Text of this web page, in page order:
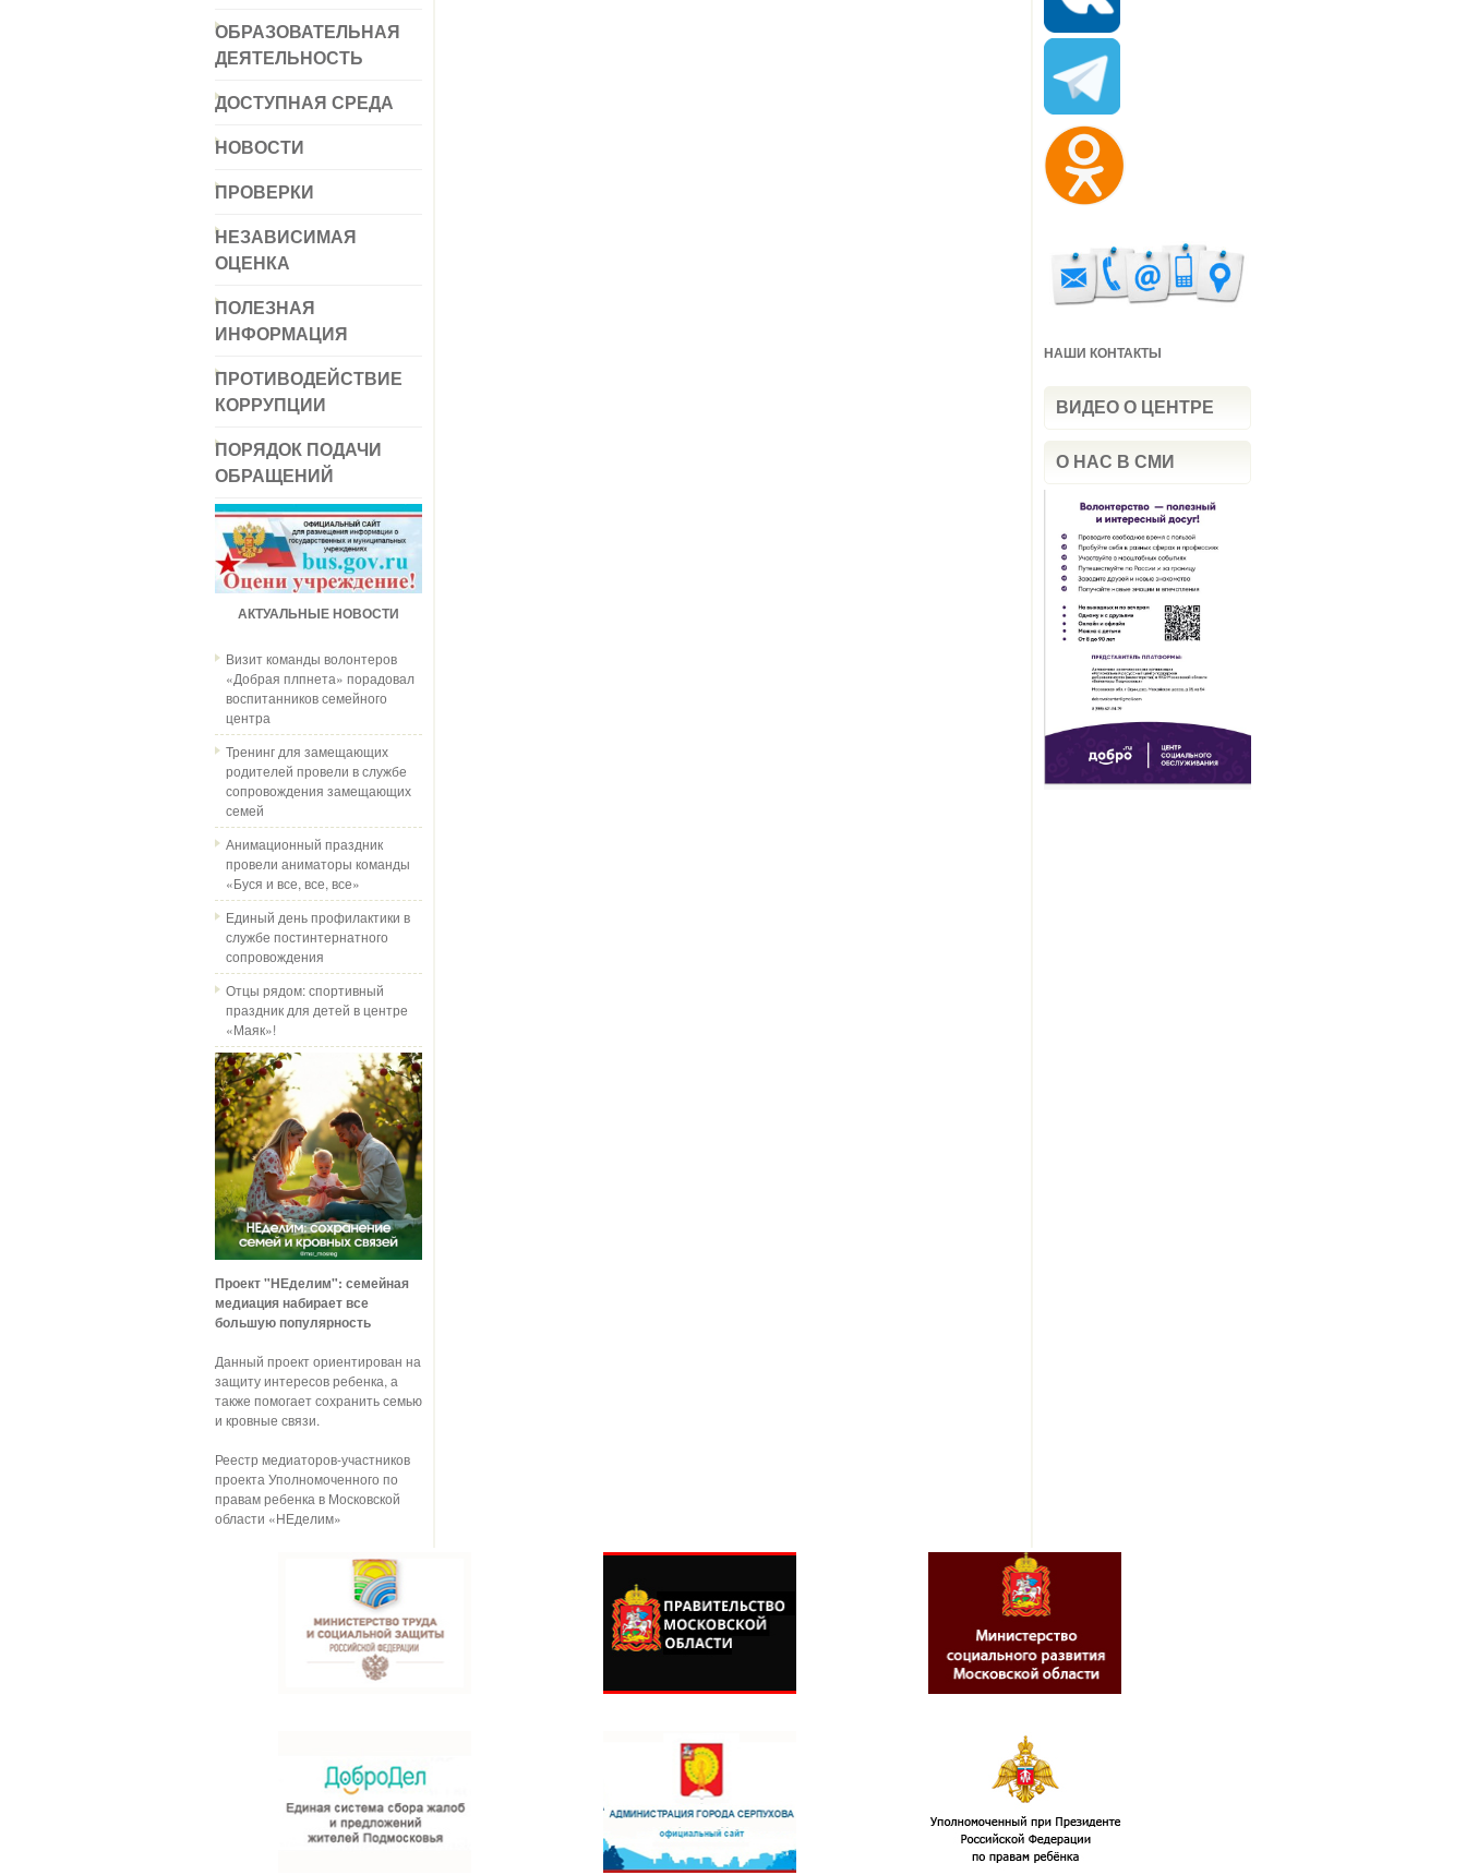
ОБРАЗОВАТЕЛЬНАЯ
ДЕЯТЕЛЬНОСТЬ
ДОСТУПНАЯ СРЕДА
НОВОСТИ
ПРОВЕРКИ
НЕЗАВИСИМАЯ
ОЦЕНКА
ПОЛЕЗНАЯ
ИНФОРМАЦИЯ
ПРОТИВОДЕЙСТВИЕ
КОРРУПЦИИ
ПОРЯДОК ПОДАЧИ
ОБРАЩЕНИЙ
АКТУАЛЬНЫЕ НОВОСТИ
Визит команды волонтеров
«Добрая плпнета» порадовал
воспитанников семейного
центра
Тренинг для замещающих
родителей провели в службе
сопровождения замещающих
семей
Анимационный праздник
провели аниматоры команды
«Буся и все, все, все»
Единый день профилактики в
службе постинтернатного
сопровождения
Отцы рядом: спортивный
праздник для детей в центре
«Маяк»!
Проект "НЕделим": семейная
медиация набирает все
большую популярность
Данный проект ориентирован на
защиту интересов ребенка, а
также помогает сохранить семью
и кровные связи.
Реестр медиаторов-участников
проекта Уполномоченного по
правам ребенка в Московской
области «НЕделим»
НАШИ КОНТАКТЫ
ВИДЕО О ЦЕНТРЕ
О НАС В СМИ